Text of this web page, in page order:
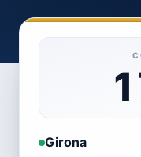
Girona